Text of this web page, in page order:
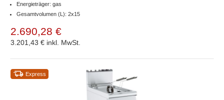
Energieträger: gas
Gesamtvolumen (L): 2x15
2.690,28 €
3.201,43 € inkl. MwSt.
Express